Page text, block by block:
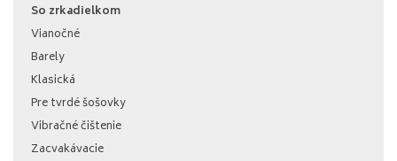
So zrkadielkom
Vianočné
Barely
Klasická
Pre tvrdé šošovky
Vibračné čištenie
Zacvakávacie